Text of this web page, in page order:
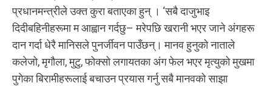
प्रधानमन्त्रीले उक्त कुरा बताएका हुन् । ‘सबै दाजुभाइ
दिदीबहिनीहरूमा म आह्वान गर्दछु– मरेपछि खरानी भएर जाने अंगहरू
दान गर्दा धेरै मानिसले पुनर्जीवन पाउँछन्। मानव हुनुको नाताले
कलेजो, मृगौला, मुटु, फोक्सो लगायतका अंग फेल भएर मृत्युको मुखमा
पुगेका बिरामीहरूलाई बचाउन प्रयास गर्नु सबै मानवको साझा